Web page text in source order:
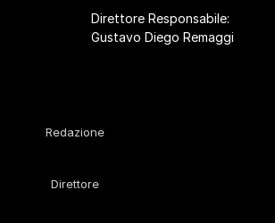
Direttore Responsabile:
Gustavo Diego Remaggi
Redazione
Direttore